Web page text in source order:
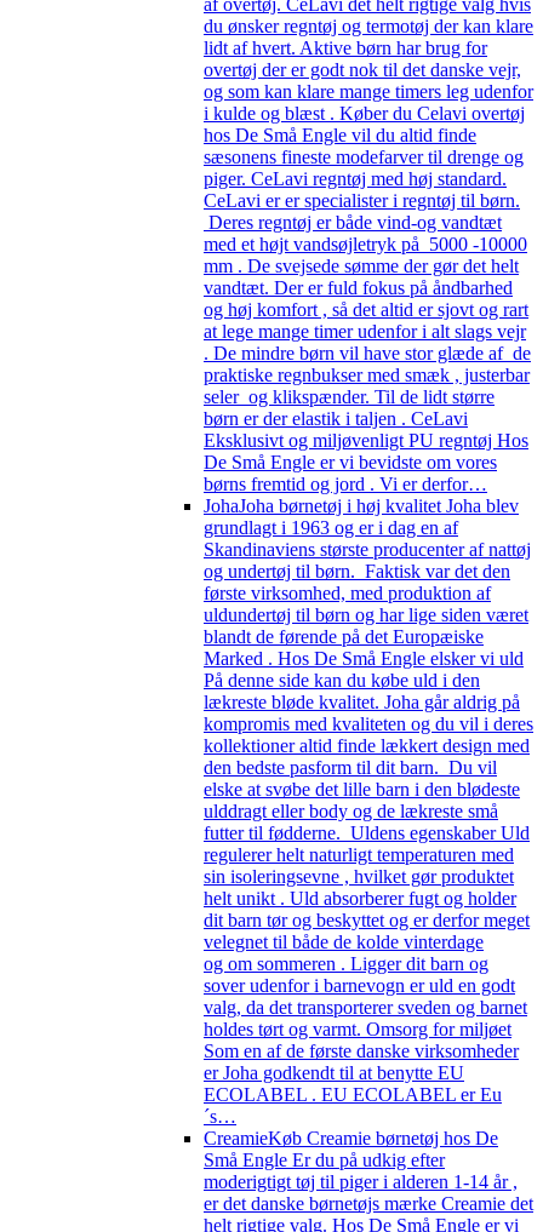
du ønsker regntøj og termotøj der kan klare
lidt af hvert. Aktive børn har brug for
overtøj der er godt nok til det danske vejr,
og som kan klare mange timers leg udenfor
i kulde og blæst . Køber du Celavi overtøj
hos De Små Engle vil du altid finde
sæsonens fineste modefarver til drenge og
piger. CeLavi regntøj med høj standard.
CeLavi er er specialister i regntøj til børn.
Deres regntøj er både vind-og vandtæt
med et højt vandsøjletryk på 5000 -10000
mm . De svejsede sømme der gør det helt
vandtæt. Der er fuld fokus på åndbarhed
og høj komfort , så det altid er sjovt og rart
at lege mange timer udenfor i alt slags vejr
. De mindre børn vil have stor glæde af de
praktiske regnbukser med smæk , justerbar
seler og klikspænder. Til de lidt større
børn er der elastik i taljen . CeLavi
Eksklusivt og miljøvenligt PU regntøj Hos
De Små Engle er vi bevidste om vores
børns fremtid og jord . Vi er derfor…
JohaJoha børnetøj i høj kvalitet Joha blev
grundlagt i 1963 og er i dag en af
Skandinaviens største producenter af nattøj
og undertøj til børn. Faktisk var det den
første virksomhed, med produktion af
uldundertøj til børn og har lige siden været
blandt de førende på det Europæiske
Marked . Hos De Små Engle elsker vi uld
På denne side kan du købe uld i den
lækreste bløde kvalitet. Joha går aldrig på
kompromis med kvaliteten og du vil i deres
kollektioner altid finde lækkert design med
den bedste pasform til dit barn. Du vil
elske at svøbe det lille barn i den blødeste
ulddragt eller body og de lækreste små
futter til fødderne. Uldens egenskaber Uld
regulerer helt naturligt temperaturen med
sin isoleringsevne , hvilket gør produktet
helt unikt . Uld absorberer fugt og holder
dit barn tør og beskyttet og er derfor meget
velegnet til både de kolde vinterdage
og om sommeren . Ligger dit barn og
sover udenfor i barnevogn er uld en godt
valg, da det transporterer sveden og barnet
holdes tørt og varmt. Omsorg for miljøet
Som en af de første danske virksomheder
er Joha godkendt til at benytte EU
ECOLABEL . EU ECOLABEL er Eu
´s…
CreamieKøb Creamie børnetøj hos De
Små Engle Er du på udkig efter
moderigtigt tøj til piger i alderen 1-14 år ,
er det danske børnetøjs mærke Creamie det
helt rigtige valg. Hos De Små Engle er vi